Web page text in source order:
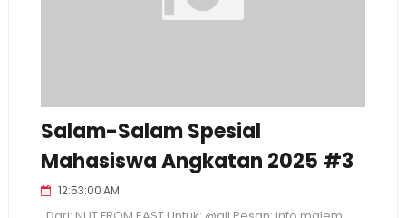
Salam-Salam Spesial
Mahasiswa Angkatan 2025 #3
12:53:00 AM